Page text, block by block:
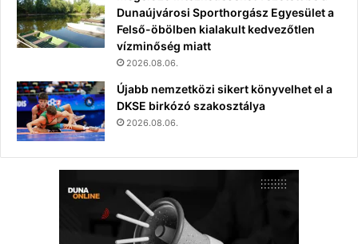
Dunaújvárosi Sporthorgász Egyesület a
Felső-öbölben kialakult kedvezőtlen
vízminőség miatt
2026.08.06.
Újabb nemzetközi sikert könyvelhet el a
DKSE birkózó szakosztálya
2026.08.06.